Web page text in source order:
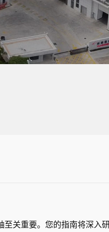
至关重要。您的指南将深入